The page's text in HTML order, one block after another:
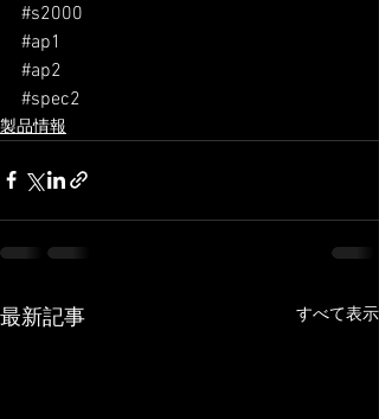
#s2000
#ap1
#ap2
#spec2
製品情報
最新記事 すべて表示